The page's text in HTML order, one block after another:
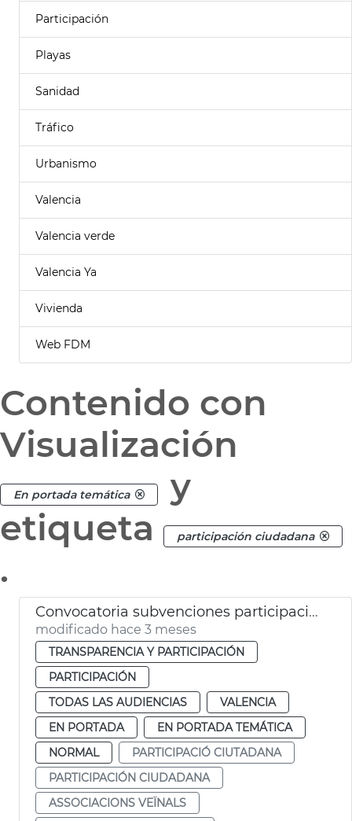
Participación
Playas
Sanidad
Tráfico
Urbanismo
Valencia
Valencia verde
Valencia Ya
Vivienda
Web FDM
Contenido con
Visualización
En portada temática
y
etiqueta
participación ciudadana
.
Convocatoria subvenciones participación ciudadana 2026 València
modificado hace 3 meses
TRANSPARENCIA Y PARTICIPACIÓN
PARTICIPACIÓN
TODAS LAS AUDIENCIAS
VALENCIA
EN PORTADA
EN PORTADA TEMÁTICA
NORMAL
PARTICIPACIÓ CIUTADANA
PARTICIPACIÓN CIUDADANA
ASSOCIACIONS VEÏNALS